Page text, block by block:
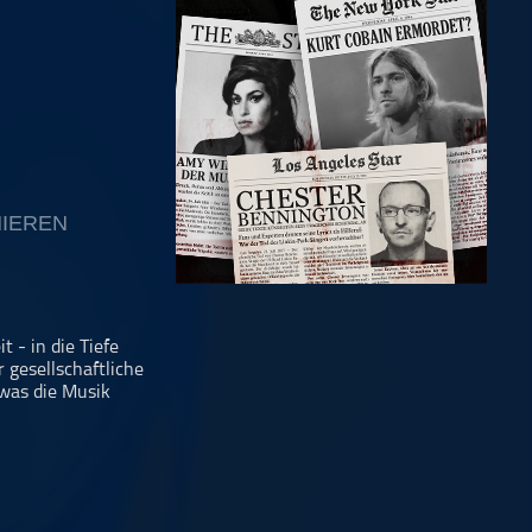
- in die Tiefe
gesellschaftliche
die Musik